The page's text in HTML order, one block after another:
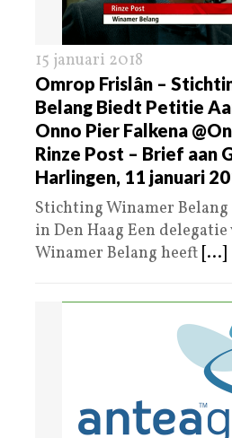
15 januari 2018
Omrop Frislân –
Belang Biedt Petitie
Onno Pier Falkena
Rinze Post – Brief aan
Harlingen, 11 januari
Stichting Winamer
in Den Haag Een
Winamer Belang heeft [...]